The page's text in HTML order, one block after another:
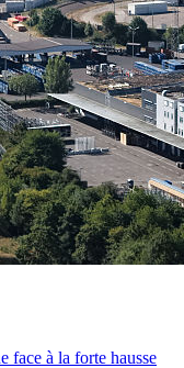
face à la forte hausse